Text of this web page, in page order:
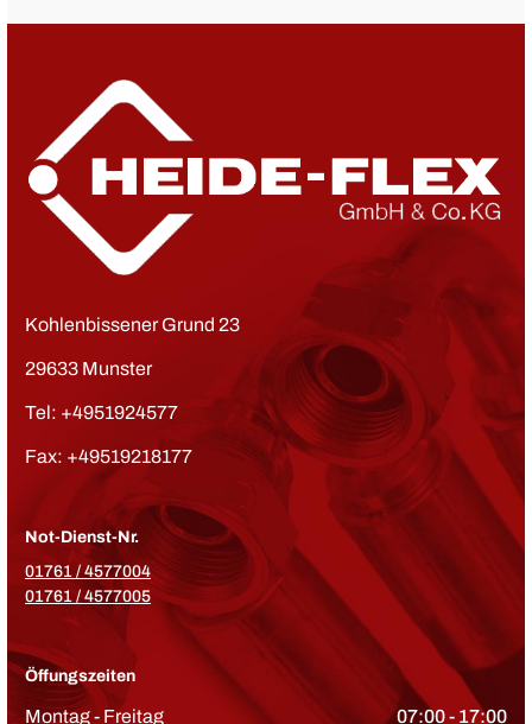
Kohlenbissener Grund 23
29633 Munster
Tel: +4951924577
Fax: +49519218177
Not-Dienst-Nr.
01761 / 4577004
01761 / 4577005
Öffungszeiten
Montag - Freitag 07:00 - 17:00